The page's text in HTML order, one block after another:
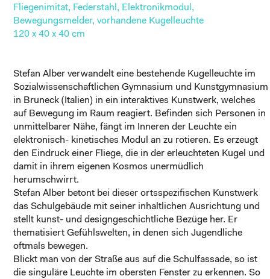
Fliegenimitat, Federstahl, Elektronikmodul,
Bewegungsmelder, vorhandene Kugelleuchte
120 x 40 x 40 cm
Stefan Alber verwandelt eine bestehende Kugelleuchte im
Sozialwissenschaftlichen Gymnasium und Kunstgymnasium
in Bruneck (Italien) in ein interaktives Kunstwerk, welches
auf Bewegung im Raum reagiert. Befinden sich Personen in
unmittelbarer Nähe, fängt im Inneren der Leuchte ein
elektronisch- kinetisches Modul an zu rotieren. Es erzeugt
den Eindruck einer Fliege, die in der erleuchteten Kugel und
damit in ihrem eigenen Kosmos unermüdlich
herumschwirrt.
Stefan Alber betont bei dieser ortsspezifischen Kunstwerk
das Schulgebäude mit seiner inhaltlichen Ausrichtung und
stellt kunst- und designgeschichtliche Bezüge her. Er
thematisiert Gefühlswelten, in denen sich Jugendliche
oftmals bewegen.
Blickt man von der Straße aus auf die Schulfassade, so ist
die singuläre Leuchte im obersten Fenster zu erkennen. So